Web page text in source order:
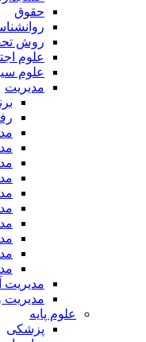
حقوق
روش
علوم
علوم
مدیریت
علوم پایه
پزشکی
ریاضیات